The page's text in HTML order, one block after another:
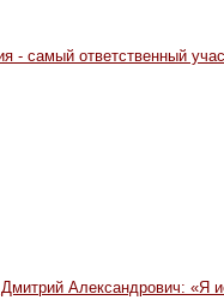
- самый ответственный
Александрович: «Я